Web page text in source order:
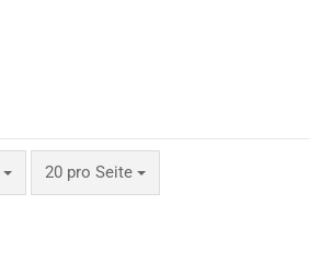
20 pro Seite
pro Seite